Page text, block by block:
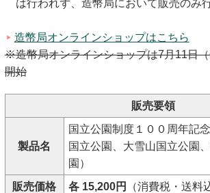
は行われず、造幣局において販売のみ
造幣局オンラインショップはこちら
※造幣局オンラインショップは7月11日
開始
販売要領
製品名
国立公園制度１００周年記
国立公園、大雪山国立公園
園）
販売価格
各 15,200円 （消費税・送料